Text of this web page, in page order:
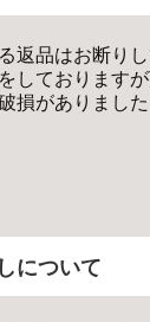
返品はお断りし
しております
損がありまし
について